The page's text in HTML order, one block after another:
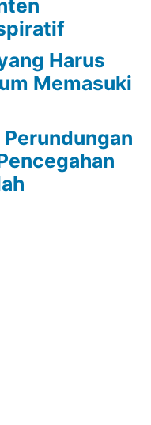
Harus
Memasuki